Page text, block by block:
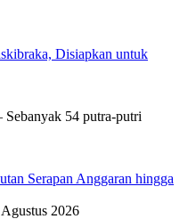
Disiapkan untuk
Sebanyak 54 putra-putri
Serapan Anggaran hingga
2026